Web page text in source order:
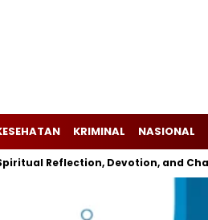
KRIMINAL NASIONAL
Reflection, Devotion, and Charity